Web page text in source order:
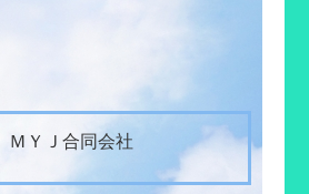
ＭＹＪ合同会社